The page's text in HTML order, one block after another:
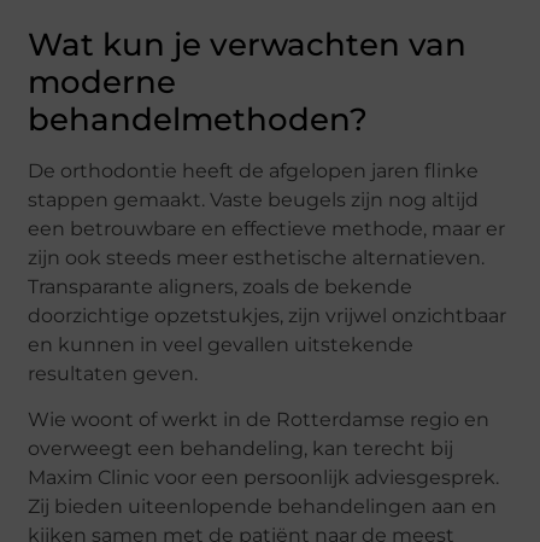
Wat kun je verwachten van
moderne
behandelmethoden?
De orthodontie heeft de afgelopen jaren flinke
stappen gemaakt. Vaste beugels zijn nog altijd
een betrouwbare en effectieve methode, maar er
zijn ook steeds meer esthetische alternatieven.
Transparante aligners, zoals de bekende
doorzichtige opzetstukjes, zijn vrijwel onzichtbaar
en kunnen in veel gevallen uitstekende
resultaten geven.
Wie woont of werkt in de Rotterdamse regio en
overweegt een behandeling, kan terecht bij
Maxim Clinic voor een persoonlijk adviesgesprek.
Zij bieden uiteenlopende behandelingen aan en
kijken samen met de patiënt naar de meest